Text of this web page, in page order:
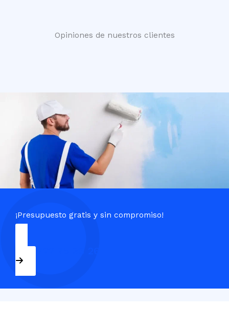
Opiniones de nuestros clientes
¡Presupuesto gratis y sin compromiso!
+34 722 75 36 26